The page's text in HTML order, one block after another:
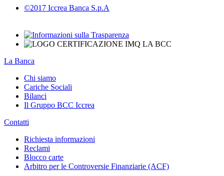
©2017 Iccrea Banca S.p.A
La Banca
Chi siamo
Cariche Sociali
Bilanci
Il Gruppo BCC Iccrea
Contatti
Richiesta informazioni
Reclami
Blocco carte
Arbitro per le Controversie Finanziarie (ACF)